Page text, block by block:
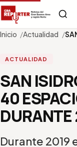
Inicio Actualidad
ACTUALIDAD
SAN
40
Durante 2019